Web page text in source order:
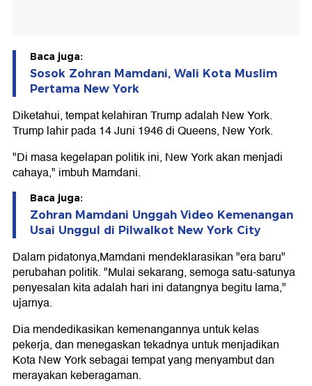
Baca juga:
Sosok Zohran Mamdani, Wali Kota Muslim
Pertama New York
Diketahui, tempat kelahiran Trump adalah New York.
Trump lahir pada 14 Juni 1946 di Queens, New York.
"Di masa kegelapan politik ini, New York akan menjadi
cahaya," imbuh Mamdani.
Baca juga:
Zohran Mamdani Unggah Video Kemenangan
Usai Unggul di Pilwalkot New York City
Dalam pidatonya,Mamdani mendeklarasikan "era baru"
perubahan politik. "Mulai sekarang, semoga satu-satunya
penyesalan kita adalah hari ini datangnya begitu lama,"
ujarnya.
Dia mendedikasikan kemenangannya untuk kelas
pekerja, dan menegaskan tekadnya untuk menjadikan
Kota New York sebagai tempat yang menyambut dan
merayakan keberagaman.